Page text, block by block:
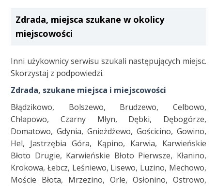
Zdrada, miejsca szukane w okolicy
miejscowości
Inni użykownicy serwisu szukali następujących miejsc.
Skorzystaj z podpowiedzi.
Zdrada, szukane miejsca i miejscowości
Błądzikowo, Bolszewo, Brudzewo, Celbowo,
Chłapowo, Czarny Młyn, Dębki, Dębogórze,
Domatowo, Gdynia, Gnieżdżewo, Gościcino, Gowino,
Hel, Jastrzębia Góra, Kąpino, Karwia, Karwieńskie
Błoto Drugie, Karwieńskie Błoto Pierwsze, Kłanino,
Krokowa, Łebcz, Leśniewo, Lisewo, Luzino, Mechowo,
Moście Błota, Mrzezino, Orle, Osłonino, Ostrowo,